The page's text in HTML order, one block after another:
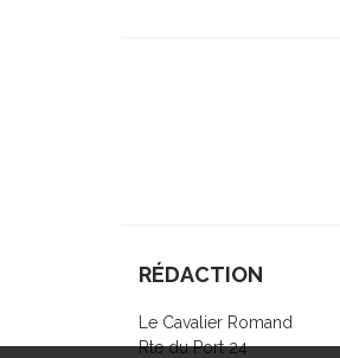
RÉDACTION
Le Cavalier Romand
Rte du Port 24